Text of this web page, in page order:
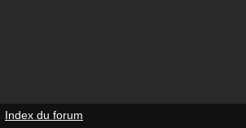
Index du forum